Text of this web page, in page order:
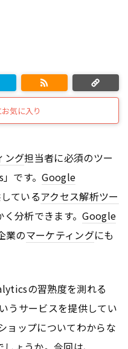
気に入り
ング担当者に必須のツー
です。Google
ているアクセス解析ツー
く分析できます。Google
業のマーケティングにも
の習熟度を測れる
うサービスを提供してい
ョップについてわからな